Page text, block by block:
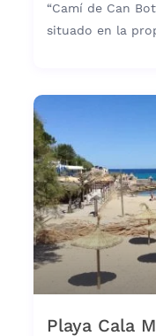
“Camí de Can
situado en la
Playa Cala